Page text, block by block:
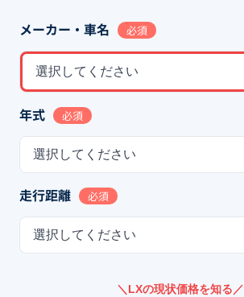
メーカー・車名 必須
選択してください
年式 必須
選択してください
走行距離 必須
選択してください
＼LXの現状価格を知る／